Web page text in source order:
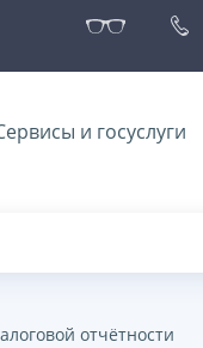
и госуслуги
отчётности